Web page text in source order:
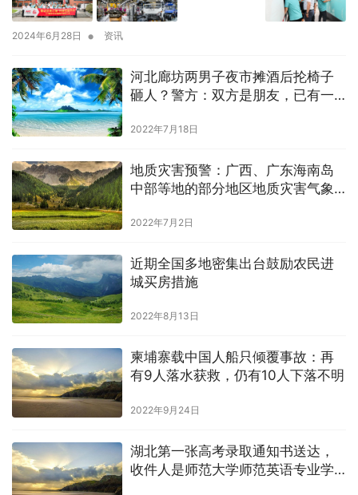
2024年6月28日 • 资讯
河北廊坊两男子夜市摊酒后抡椅子
砸人？警方：双方是朋友，已有一
2022年7月18日
地质灾害预警：广西、广东海南岛
中部等地的部分地区地质灾害气象
2022年7月2日
近期全国多地密集出台鼓励农民进
城买房措施
2022年8月13日
柬埔寨载中国人船只倾覆事故：再
有9人落水获救，仍有10人下落不明
2022年9月24日
湖北第一张高考录取通知书送达，
收件人是师范大学师范英语专业学